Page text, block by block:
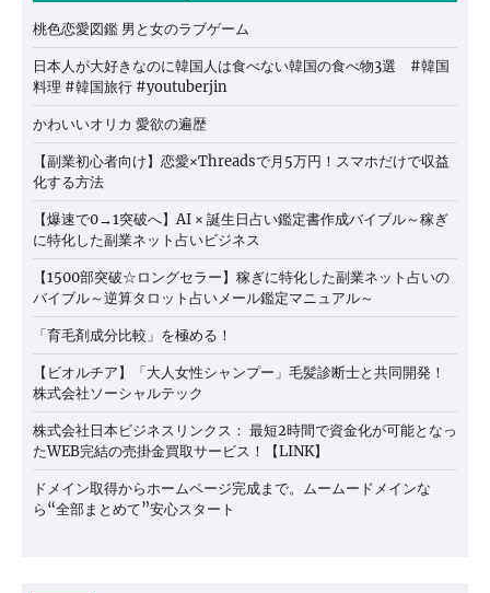
桃色恋愛図鑑 男と女のラブゲーム
日本人が大好きなのに韓国人は食べない韓国の食べ物3選 #韓国
料理 #韓国旅行 #youtuberjin
かわいいオリカ 愛欲の遍歴
【副業初心者向け】恋愛×Threadsで月5万円！スマホだけで収益
化する方法
【爆速で0→1突破へ】AI × 誕生日占い鑑定書作成バイブル～稼ぎ
に特化した副業ネット占いビジネス
【1500部突破☆ロングセラー】稼ぎに特化した副業ネット占いの
バイブル～逆算タロット占いメール鑑定マニュアル～
「育毛剤成分比較」を極める！
【ビオルチア】「大人女性シャンプー」毛髪診断士と共同開発！
株式会社ソーシャルテック
株式会社日本ビジネスリンクス： 最短2時間で資金化が可能となっ
たWEB完結の売掛金買取サービス！【LINK】
ドメイン取得からホームページ完成まで。ムームードメインな
ら“全部まとめて”安心スタート